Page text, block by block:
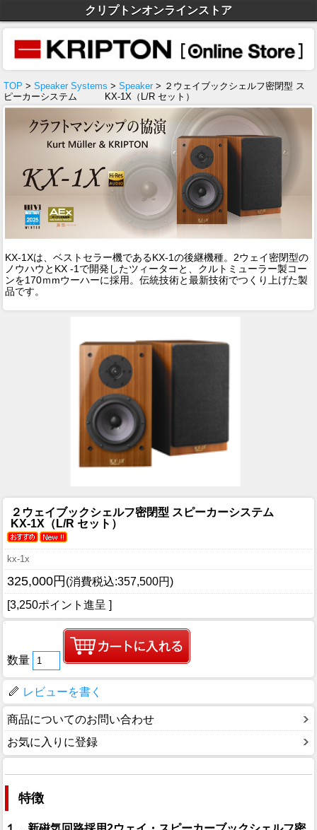
クリプトンオンラインストア
TOP > Speaker Systems > Speaker> ２ウェイブックシェルフ密閉型 ス
ピーカーシステム KX-1X（L/R セット）
KX-1Xは、ベストセラー機であるKX-1の後継機種。2ウェイ密閉型の
ノウハウとKX -1で開発したツィーターと、クルトミューラー製コー
ンを170ｍmウーハーに採用。伝統技術と最新技術でつくり上げた製
品です。
２ウェイブックシェルフ密閉型 スピーカーシステム
KX-1X（L/R セット）
kx-1x
325,000円(消費税込:357,500円)
[3,250ポイント進呈 ]
数量
レビューを書く
商品についてのお問い合わせ
お気に入りに登録
特徴